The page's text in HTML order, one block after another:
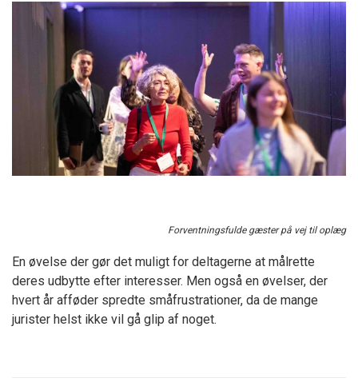
Forventningsfulde gæster på vej til oplæg
En øvelse der gør det muligt for deltagerne at målrette
deres udbytte efter interesser. Men også en øvelser, der
hvert år afføder spredte småfrustrationer, da de mange
jurister helst ikke vil gå glip af noget.